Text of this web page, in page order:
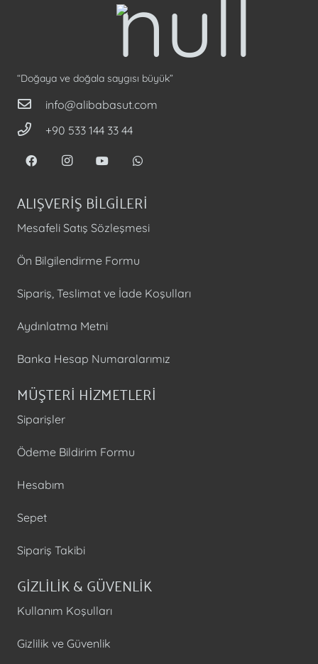
“Doğaya ve doğala saygısı büyük”
info@alibabasut.com
+90 533 144 33 44
ALIŞVERİŞ BİLGİLERİ
Mesafeli Satış Sözleşmesi
Ön Bilgilendirme Formu
Sipariş, Teslimat ve İade Koşulları
Aydınlatma Metni
Banka Hesap Numaralarımız
MÜŞTERİ HİZMETLERİ
Siparişler
Ödeme Bildirim Formu
Hesabım
Sepet
Sipariş Takibi
GİZLİLİK & GÜVENLİK
Kullanım Koşulları
Gizlilik ve Güvenlik